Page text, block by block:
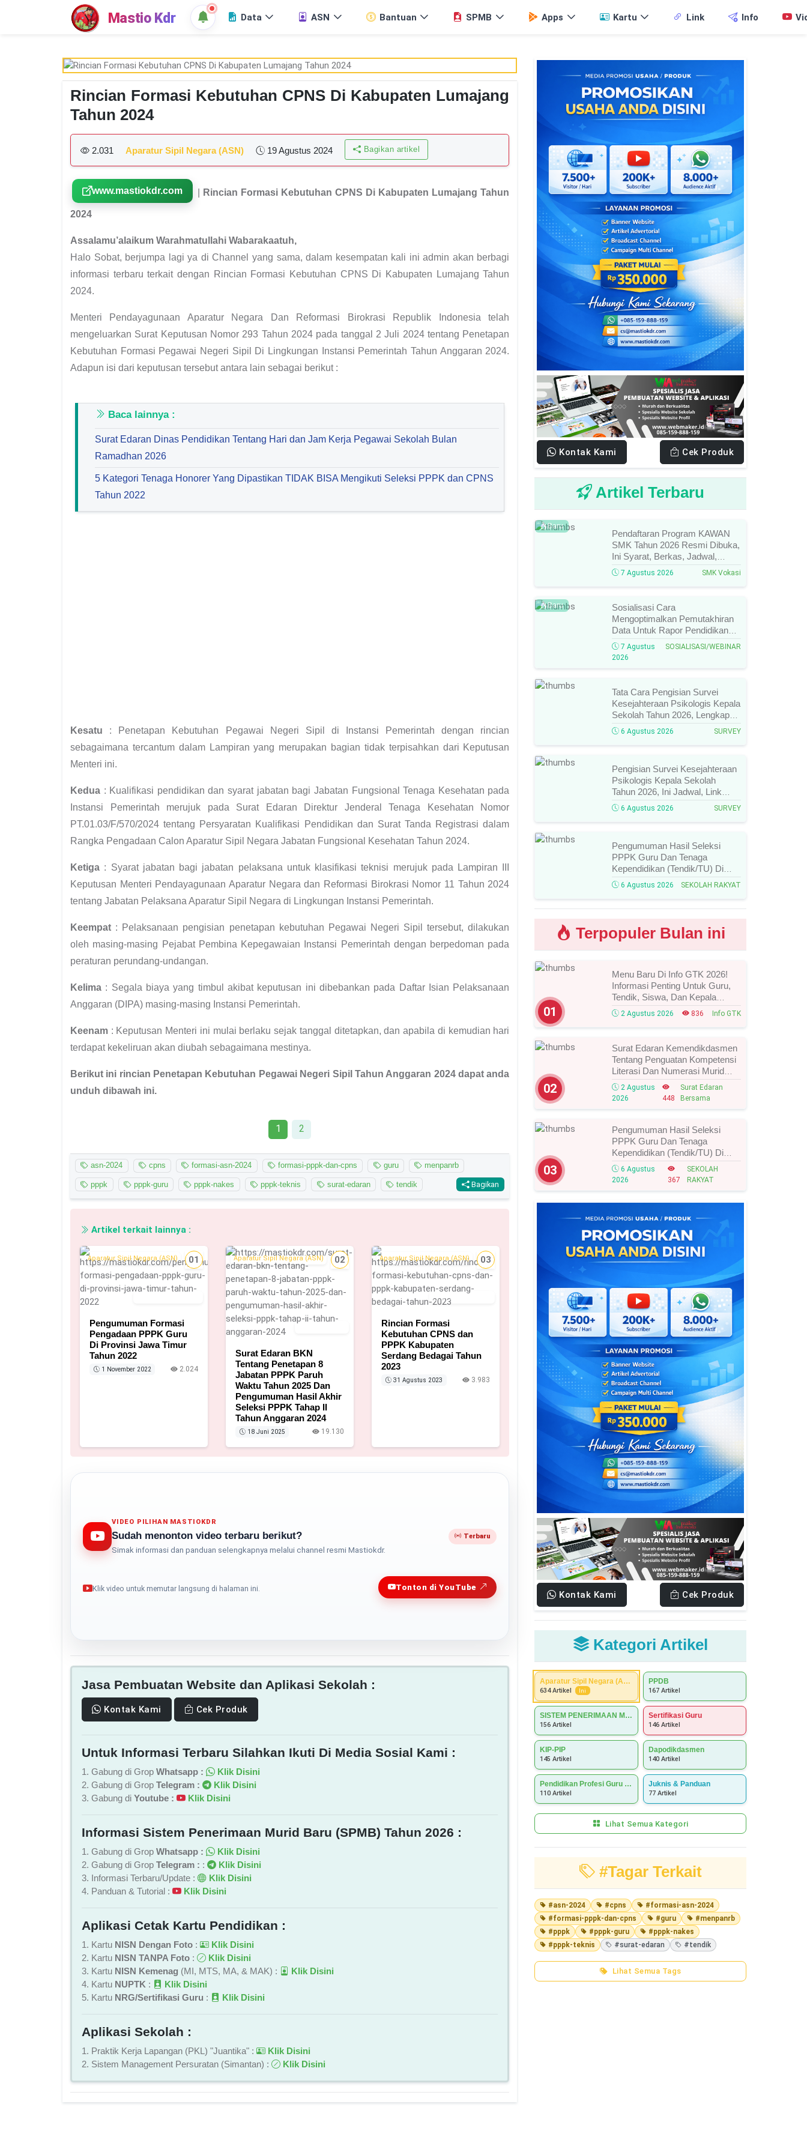
Mastio Kdr Data ASN Bantuan SPMB Apps Kartu Link Info
Rincian Formasi Kebutuhan CPNS Di Kabupaten Lumajang
Tahun 2024
2.031 Aparatur Sipil Negara (ASN) 19 Agustus 2024 Bagikan artikel
www.mastiokdr.com Rincian Formasi Kebutuhan CPNS Di Kabupaten Lumajang Tahun
2024
Assalamu’alaikum Warahmatullahi Wabarakaatuh,
Halo Sobat, berjumpa lagi ya di Channel yang sama, dalam kesempatan kali ini admin akan berbagi
informasi terbaru terkait dengan Rincian Formasi Kebutuhan CPNS Di Kabupaten Lumajang Tahun
2024.
Menteri Pendayagunaan Aparatur Negara Dan Reformasi Birokrasi Republik Indonesia telah
mengeluarkan Surat Keputusan Nomor 293 Tahun 2024 pada tanggal 2 Juli 2024 tentang Penetapan
Kebutuhan Formasi Pegawai Negeri Sipil Di Lingkungan Instansi Pemerintah Tahun Anggaran 2024.
Adapun isi dari keputusan tersebut antara lain sebagai berikut :
Baca lainnya :
Surat Edaran Dinas Pendidikan Tentang Hari dan Jam Kerja Pegawai Sekolah Bulan
Ramadhan 2026
5 Kategori Tenaga Honorer Yang Dipastikan TIDAK BISA Mengikuti Seleksi PPPK dan CPNS
Tahun 2022
Kesatu : Penetapan Kebutuhan Pegawai Negeri Sipil di Instansi Pemerintah dengan rincian
sebagaimana tercantum dalam Lampiran yang merupakan bagian tidak terpisahkan dari Keputusan
Menteri ini.
Kedua : Kualifikasi pendidikan dan syarat jabatan bagi Jabatan Fungsional Tenaga Kesehatan pada
Instansi Pemerintah merujuk pada Surat Edaran Direktur Jenderal Tenaga Kesehatan Nomor
PT.01.03/F/570/2024 tentang Persyaratan Kualifikasi Pendidikan dan Surat Tanda Registrasi dalam
Rangka Pengadaan Calon Aparatur Sipil Negara Jabatan Fungsional Kesehatan Tahun 2024.
Ketiga : Syarat jabatan bagi jabatan pelaksana untuk klasifikasi teknisi merujuk pada Lampiran III
Keputusan Menteri Pendayagunaan Aparatur Negara dan Reformasi Birokrasi Nomor 11 Tahun 2024
tentang Jabatan Pelaksana Aparatur Sipil Negara di Lingkungan Instansi Pemerintah.
Keempat : Pelaksanaan pengisian penetapan kebutuhan Pegawai Negeri Sipil tersebut, dilakukan
oleh masing-masing Pejabat Pembina Kepegawaian Instansi Pemerintah dengan berpedoman pada
peraturan perundang-undangan.
Kelima : Segala biaya yang timbul akibat keputusan ini dibebankan pada Daftar Isian Pelaksanaan
Anggaran (DIPA) masing-masing Instansi Pemerintah.
Keenam : Keputusan Menteri ini mulai berlaku sejak tanggal ditetapkan, dan apabila di kemudian hari
terdapat kekeliruan akan diubah sebagaimana mestinya.
Berikut ini rincian Penetapan Kebutuhan Pegawai Negeri Sipil Tahun Anggaran 2024 dapat anda
unduh dibawah ini.
1 2
asn-2024 cpns formasi-asn-2024 formasi-pppk-dan-cpns guru menpanrb
pppk pppk-guru pppk-nakes pppk-teknis surat-edaran tendik Bagikan
Artikel terkait lainnya :
01
Aparatur Sipil Negara (ASN)
Pengumuman Formasi
Pengadaan PPPK Guru
Di Provinsi Jawa Timur
Tahun 2022
1 November 2022 2.024
02
Aparatur Sipil Negara (ASN)
Surat Edaran BKN
Tentang Penetapan 8
Jabatan PPPK Paruh
Waktu Tahun 2025 Dan
Pengumuman Hasil Akhir
Seleksi PPPK Tahap II
Tahun Anggaran 2024
18 Juni 2025 19.130
31 Agustus 2023
03
Aparatur Sipil Negara (ASN)
Rincian Formasi
Kebutuhan CPNS dan
PPPK Kabupaten
Serdang Bedagai Tahun
2023
31 Agustus 2023 3.983
VIDEO PILIHAN MASTIOKDR
Sudah menonton video terbaru berikut?
Simak informasi dan panduan selengkapnya melalui channel resmi Mastiokdr.
Terbaru
Klik video untuk memutar langsung di halaman ini. Tonton di YouTube
Jasa Pembuatan Website dan Aplikasi Sekolah :
Kontak Kami Cek Produk
Untuk Informasi Terbaru Silahkan Ikuti Di Media Sosial Kami :
1. Gabung di Grop Whatsapp :
Klik Disini
2. Gabung di Grop Telegram :
Klik Disini
3. Gabung di Youtube : Klik Disini
Informasi Sistem Penerimaan Murid Baru (SPMB) Tahun 2026 :
1. Gabung di Grop Whatsapp :
Klik Disini
2. Gabung di Grop Telegram : :
Klik Disini
3. Informasi Terbaru/Update :
Klik Disini
4. Panduan & Tutorial :
Klik Disini
Aplikasi Cetak Kartu Pendidikan :
1. Kartu NISN Dengan Foto :
Klik Disini
2. Kartu NISN TANPA Foto :
Klik Disini
3. Kartu NISN Kemenag (MI, MTS, MA, & MAK) :
Klik Disini
4. Kartu NUPTK :
Klik Disini
5. Kartu NRG/Sertifikasi Guru : Klik Disini
Aplikasi Sekolah :
1. Praktik Kerja Lapangan (PKL) "Juantika" :
Klik Disini
2. Sistem Management Persuratan (Simantan) :
Klik Disini
Kontak Kami Cek Produk
Artikel Terbaru
Baru
Pendaftaran Program KAWAN
SMK Tahun 2026 Resmi Dibuka,
Ini Syarat, Berkas, Jadwal,
Batas Waktu, Dan Cara
Pendaftarannya!
7 Agustus 2026 SMK Vokasi
Baru
Sosialisasi Cara
Mengoptimalkan Pemutakhiran
Data Untuk Rapor Pendidikan
Tahun 2026, Ini Jadwal, Materi,
Narasumber, Dan Link
7 Agustus
2026
SOSIALISASI/WEBINAR
Tata Cara Pengisian Survei
Kesejahteraan Psikologis Kepala
Sekolah Tahun 2026, Lengkap
Link Resmi, Jadwal, Panduan,
Dan Hal Yang Wajib
Diperhatikan!
6 Agustus 2026 SURVEY
Pengisian Survei Kesejahteraan
Psikologis Kepala Sekolah
Tahun 2026, Ini Jadwal, Link
Resmi, Cara Pengisian, Dan
Ketentuan Lengkapnya!
6 Agustus 2026 SURVEY
Pengumuman Hasil Seleksi
PPPK Guru Dan Tenaga
Kependidikan (Tendik/TU) Di
Sekolah Rakyat Tahun 2026
Lingkungan Kementerian Sosial
RI, Ini Daftar Nama Peserta
6 Agustus 2026 SEKOLAH RAKYAT
Terpopuler Bulan ini
01
Menu Baru Di Info GTK 2026!
Informasi Penting Untuk Guru,
Tendik, Siswa, Dan Kepala
Sekolah, Segera Cek Ini Batas
Waktunya!
2 Agustus 2026 836 Info GTK
02
Surat Edaran Kemendikdasmen
Tentang Penguatan Kompetensi
Literasi Dan Numerasi Murid
Tahun 2026, Ini Strategi Dan
Alurnya
2 Agustus
2026
448
Surat Edaran
Bersama
03
Pengumuman Hasil Seleksi
PPPK Guru Dan Tenaga
Kependidikan (Tendik/TU) Di
Sekolah Rakyat Tahun 2026
Lingkungan Kementerian Sosial
6 Agustus
2026
367
SEKOLAH
RAKYAT
Kontak Kami Cek Produk
Kategori Artikel
Aparatur Sipil Negara (ASN)
634 Artikel Ini
PPDB
167 Artikel
SISTEM PENERIMAAN MURID BARU (SPMB)
156 Artikel
Sertifikasi Guru
146 Artikel
KIP-PIP
145 Artikel
Dapodikdasmen
140 Artikel
Pendidikan Profesi Guru (PPG)
110 Artikel
Juknis & Panduan
77 Artikel
Lihat Semua Kategori
#Tagar Terkait
#asn-2024 #cpns
#formasi-asn-2024
#formasi-pppk-dan-cpns
#guru
#menpanrb
#pppk
#pppk-guru
#pppk-nakes
#pppk-teknis
#surat-edaran #tendik
Lihat Semua Tags